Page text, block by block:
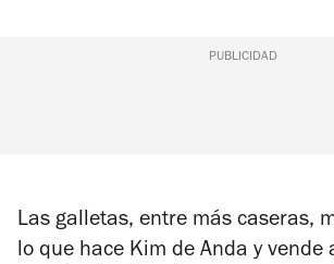
PUBLICIDAD
Las galletas, entre más caseras,
lo que hace Kim de Anda y vende